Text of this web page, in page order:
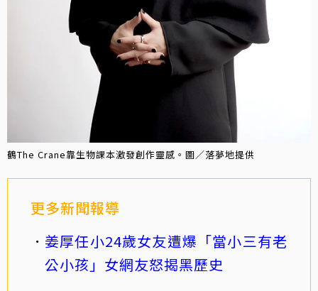
鶴The Crane靠生物課本激發創作靈感。圖／落夢地提供
更多新聞報導
姜厚任小24歲女友遭爆「當小三有老
公小孩」女網友怒揭黑歷史